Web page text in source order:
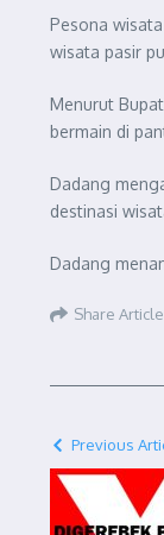
Pesona
wisata pasir
Menurut
bermain di
Dadang
destinasi
Dadang
Share Article
Previous